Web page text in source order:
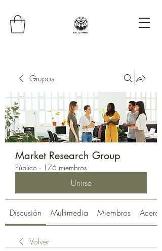
Grupos
Market Research Group
Público · 176 miembros
Unirse
Discusión Multimedia Miembros Acerca
Volver